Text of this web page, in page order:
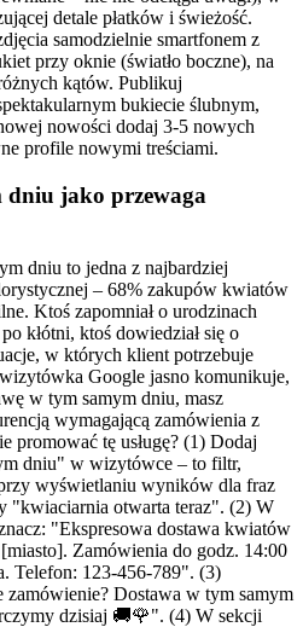
detale płatków i świeżość.
samodzielnie smartfonem z
przy oknie (światło boczne), na
kątów. Publikuj
bukiecie ślubnym,
nowości dodaj 3-5 nowych
profile nowymi treściami.
dniu jako przewaga
dniu to jedna z najbardziej
– 68% zakupów kwiatów
Ktoś zapomniał o urodzinach
kłótni, ktoś dowiedział się o
w których klient potrzebuje
Google jasno komunikuje,
w tym samym dniu, masz
wymagającą zamówienia z
promować tę usługę? (1) Dodaj
dniu" w wizytówce – to filtr,
wyświetlaniu wyników dla fraz
"kwiaciarnia otwarta teraz". (2) W
"Ekspresowa dostawa kwiatów
Zamówienia do godz. 14:00
Telefon: 123-456-789". (3)
Dostawa w tym samym
dzisiaj 🚚🌹". (4) W sekcji